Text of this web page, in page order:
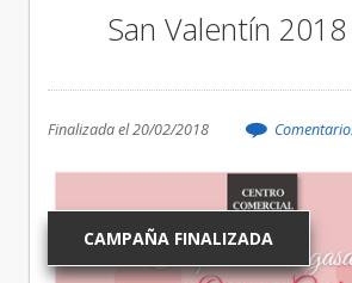
San Valentín
Finalizada el 20/02/2018
CAMPAÑA FINALIZADA